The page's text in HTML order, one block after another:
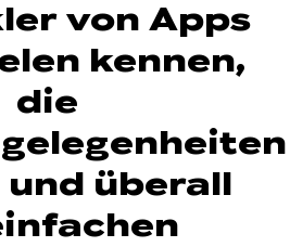
von Apps
kennen,
die
überall